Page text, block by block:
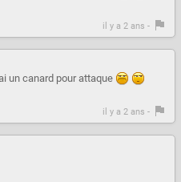
il y a 2 ans -
un canard pour attaque
il y a 2 ans -